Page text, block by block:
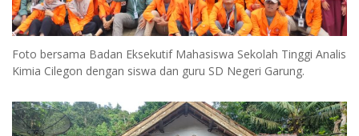
Foto bersama Badan Eksekutif Mahasiswa Sekolah Tinggi Analis
Kimia Cilegon dengan siswa dan guru SD Negeri Garung.